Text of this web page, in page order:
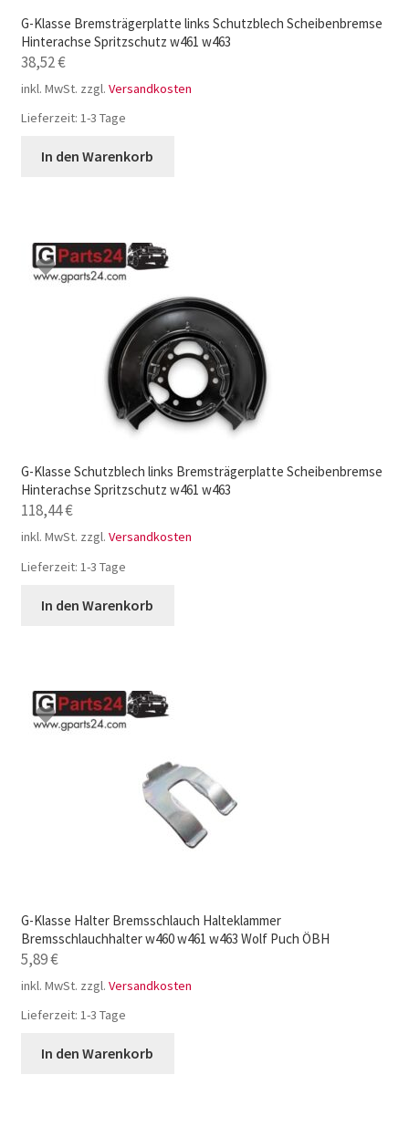
G-Klasse Bremsträgerplatte links Schutzblech Scheibenbremse
Hinterachse Spritzschutz w461 w463
38,52€
inkl. MwSt. zzgl. Versandkosten
Lieferzeit: 1-3 Tage
In den Warenkorb
G-Klasse Schutzblech links Bremsträgerplatte Scheibenbremse
Hinterachse Spritzschutz w461 w463
118,44€
inkl. MwSt. zzgl. Versandkosten
Lieferzeit: 1-3 Tage
In den Warenkorb
G-Klasse Halter Bremsschlauch Halteklammer
Bremsschlauchhalter w460 w461 w463 Wolf Puch ÖBH
5,89€
inkl. MwSt. zzgl. Versandkosten
Lieferzeit: 1-3 Tage
In den Warenkorb